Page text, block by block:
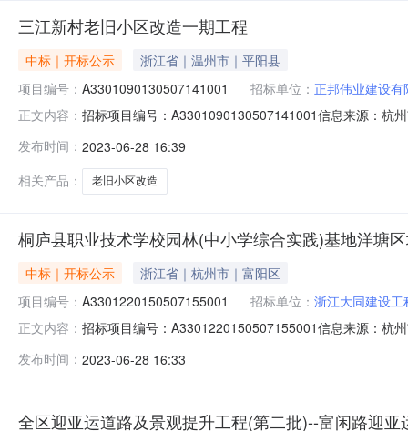
三江新村老旧小区改造一期工程
中标｜开标公示
浙江省｜温州市｜平阳县
项目编号： A3301090130507141001 招标单位： 正邦伟业建设有
正文内容： 招标项目编号：A3301090130507141001信息来源：杭
2023/06/27；投标人名称：杭州明晴建设有限公司，报
发布时间： 2023-06-28 16:39
相关产品：
老旧小区改造
桐庐县职业技术学校园林(中小学综合实践)基地洋塘
中标｜开标公示
浙江省｜杭州市｜富阳区
项目编号： A3301220150507155001 招标单位： 浙江大同建设工
正文内容： 招标项目编号：A3301220150507155001信息来源：杭
期：324日历天，投标保证金额：50，投标文件递交时
发布时间： 2023-06-28 16:33
全区迎亚运道路及景观提升工程(第二批)--富闲路迎亚